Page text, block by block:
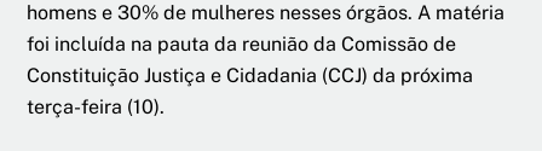
homens e 30% de mulheres nesses órgãos. A matéria
foi incluída na pauta da reunião da Comissão de
Constituição Justiça e Cidadania (CCJ) da próxima
terça-feira (10).